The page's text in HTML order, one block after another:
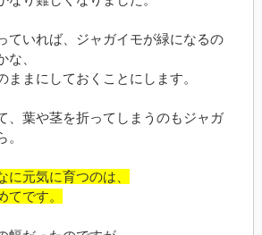
ていれば、ジャガイモが緑になるの
な、
ままにしておくことにします。
、葉や茎を折ってしまうのもジャガ
に元気に育つのは、
てです。